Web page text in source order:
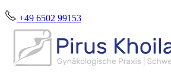
+49 6502 99153